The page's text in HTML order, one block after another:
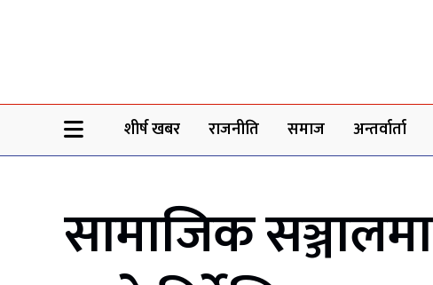
शीर्ष खबर राजनीति समाज अन्तर्वार्ता
सामाजिक